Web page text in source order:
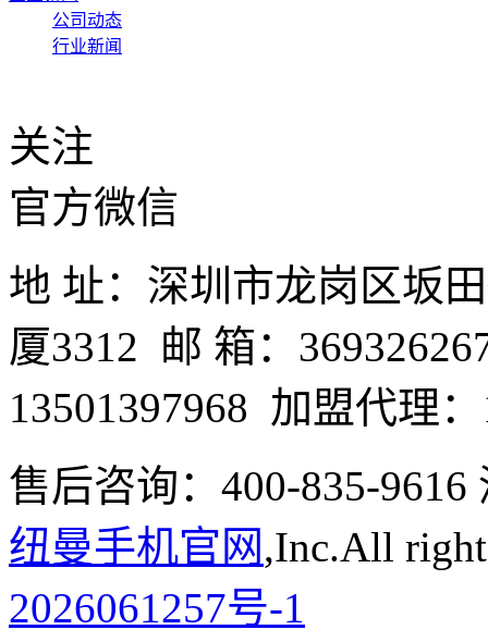
公司动态
行业新闻
关注
官方微信
地 址：深圳市龙岗区坂
厦3312 邮 箱：
13501397968 加盟代理
售后咨询：400-835-
纽曼手机官网,Inc.All
2026061257号-1